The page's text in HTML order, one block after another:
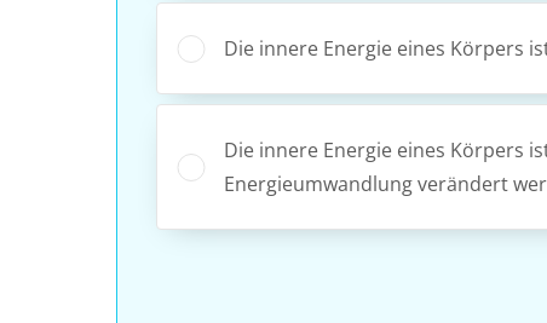
Die innere Energie eines Körpers
Die innere Energie eines Körpers
Energieumwandlung verändert